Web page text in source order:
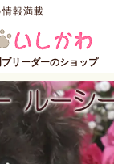
リーダーのショップ
報満載